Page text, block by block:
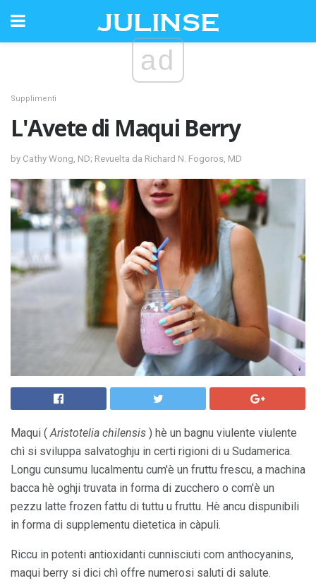
ad
Supplimenti
L'Avete di Maqui Berry
by Cathy Wong, ND; Revuelta da Richard N. Fogoros, MD
Maqui (Aristotelia chilensis ) hè un bagnu viulente viulente
chì si sviluppa salvatoghju in certi rigioni di u Sudamerica.
Longu cunsumu lucalmentu cum'è un fruttu frescu, a machina
bacca hè oghji truvata in forma di zucchero o com'è un
pezzu latte frozen fattu di tuttu u fruttu. Hè ancu dispunibili
in forma di supplementu dietetica in càpuli.
Riccu in potenti antioxidanti cunnisciuti com anthocyanins,
maqui berry si dici chì offre numerosi saluti di salute.